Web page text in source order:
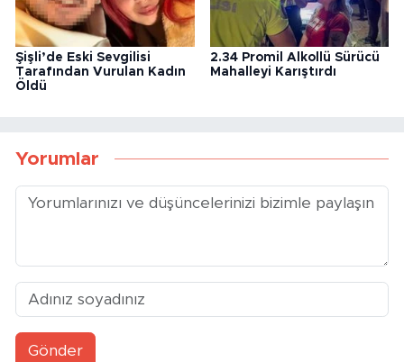
Şişli’de Eski Sevgilisi
Tarafından Vurulan Kadın
Öldü
2.34 Promil Alkollü Sürücü
Mahalleyi Karıştırdı
Yorumlar
Gönder